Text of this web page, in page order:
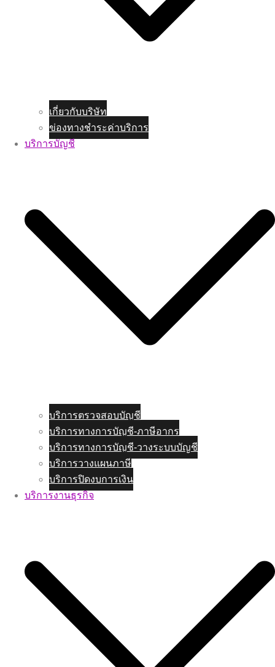
เกี่ยวกับบริษัท
ข่องทางชำระค่าบริการ
บริการบัญชี
บริการตรวจสอบบัญชี
บริการทางการบัญชี-ภาษีอากร
บริการทางการบัญชี-วางระบบบัญชี
บริการวางแผนภาษี
บริการปิดงบการเงิน
บริการงานธุรกิจ